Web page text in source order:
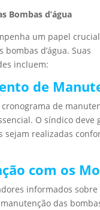
Bombas d’água
um papel
bombas d’água. Suas
incluem:
de
de
O síndico deve
sejam realizadas
com os
informados sobre
das